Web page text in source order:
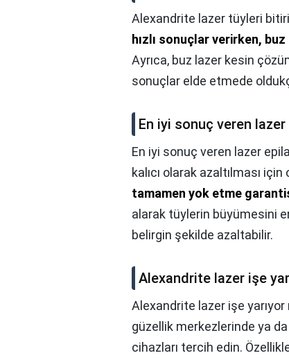
Alexandrite lazer tüyleri
hızlı sonuçlar verirken,
Ayrıca, buz lazer kesin
sonuçlar elde etmede
En iyi sonuç veren
En iyi sonuç veren lazer
kalıcı olarak azaltılması
tamamen yok etme
alarak tüylerin büyümesini
belirgin şekilde azaltabilir.
Alexandrite lazer işe
Alexandrite lazer işe yarıyor
güzellik merkezlerinde ya
cihazları tercih edin.